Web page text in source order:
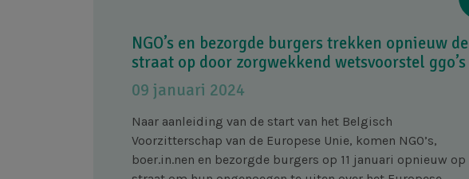
NGO’s en bezorgde burgers trekken opnieuw de
straat op door zorgwekkend wetsvoorstel ggo’s
09 januari 2024
Naar aanleiding van de start van het Belgisch
Voorzitterschap van de Europese Unie, komen NGO’s,
boer.in.nen en bezorgde burgers op 11 januari opnieuw op